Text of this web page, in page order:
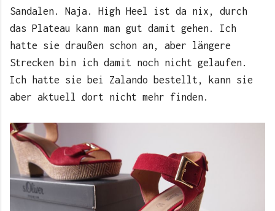
Sandalen. Naja. High Heel ist da nix, durch
das Plateau kann man gut damit gehen. Ich
hatte sie draußen schon an, aber längere
Strecken bin ich damit noch nicht gelaufen.
Ich hatte sie bei Zalando bestellt, kann sie
aber aktuell dort nicht mehr finden.